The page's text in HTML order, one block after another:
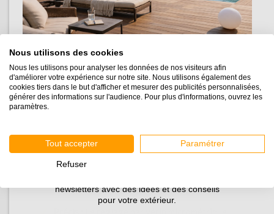
Les avantages du plot TWIST® par rapport aux
systèmes traditionnels sont nombreux :
Simple: Grâce à son système de vis rotative, le
plot TWIST® permet une mise en œuvre
Rapide: L'utilisation duplot terrasseTWIST®
permet un gain de temps considérable pendant la
Nous utilisons des cookies
Nous les utilisons pour analyser les données de nos visiteurs afin
d'améliorer votre expérience sur notre site. Nous utilisons également des
cookies tiers dans le but d'afficher et mesurer des publicités personnalisées,
générer des informations sur l'audience. Pour plus d'informations, ouvrez les
paramètres.
Tout accepter Paramétrer
Refuser
newsletters avec des idées et des conseils
pour votre extérieur.